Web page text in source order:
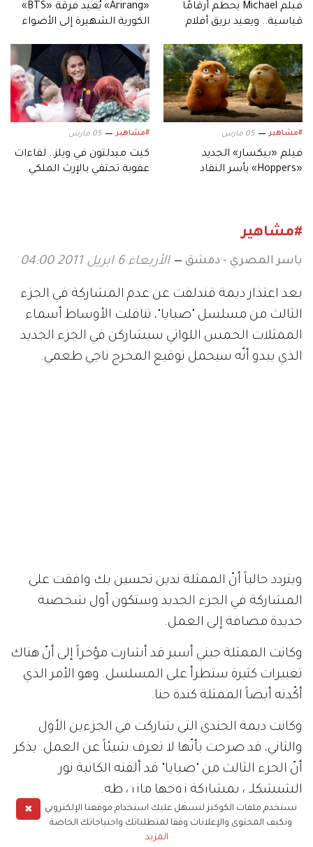
فيلم Michael يحطم أرقامًا
قياسية.. ويعيد بريق أفلام
«Arirang» يُعيد فرقة «BTS»
الكورية الشهيرة إلى الأضواء
#مشاهير 05 مارس
فيلم «بيكسار» الجديد
«Hoppers» يأسر النقاد
#مشاهير 05 مارس
كيت ميدلتون في ويلز.. لقاءات
عفوية تحتفي بالإرث الملكي
#مشاهير
ياسر المصري - دمشق الأربعاء 6 ابريل 2011 04:00
بعد اعتذار ديمة قندلفت عن عدم المشاركة في الجزء
الثالث من مسلسل "صبايا"، تناقلت الأوساط أسماء
الممثلات الخمس اللواتي سيشاركن في الجزء الجديد
الذي يبدو أنّه سيحمل توقيع المخرج ناجي طعمي.
ويتردد حالياً أنّ الممثلة ندين تحسين بك وافقت على
المشاركة في الجزء الجديد وستكون أول شخصية
جديدة مضافة إلى العمل.
وكانت الممثلة جيني أسبر قد أشارت مؤخراً إلى أنّ هناك
تغييرات كثيرة ستطرأ على المسلسل. وهو الأمر الذي
أكّدته أيضاً الممثلة كندة حنا.
وكانت ديمة الجندي التي شاركت في الجزءين الأول
والثاني، قد صرحت بأنّها لا تعرف شيئاً عن العمل. يذكر
أنّ الجزء الثالث من "صبايا" قد ألفته الكاتبة نور
الشيشكلي بمشاركة زوجها مازن طه.
ندين تحسين بك
✖
نستخدم ملفات الكوكيز لنسهل عليك استخدام موقعنا الإلكتروني
ونكيف المحتوى والإعلانات وفقا لمتطلباتك واحتياجاتك الخاصة
المزيد